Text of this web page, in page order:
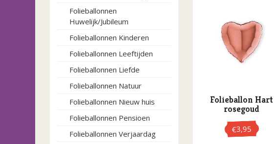
Folieballonnen
Huwelijk/Jubileum
Folieballonnen Kinderen
Folieballonnen Leeftijden
Folieballonnen Liefde
Folieballonnen Natuur
Folieballonnen Nieuw huis
Folieballonnen Pensioen
Folieballonnen Verjaardag
Folieballon Hart
rosegoud
€3,95